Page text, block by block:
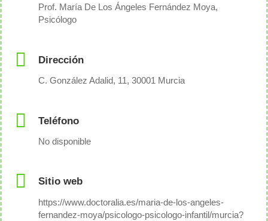
Prof. María De Los Ángeles Fernández Moya,
Psicólogo
Dirección
C. González Adalid, 11, 30001 Murcia
Teléfono
No disponible
Sitio web
https://www.doctoralia.es/maria-de-los-angeles-
fernandez-moya/psicologo-psicologo-infantil/murcia?